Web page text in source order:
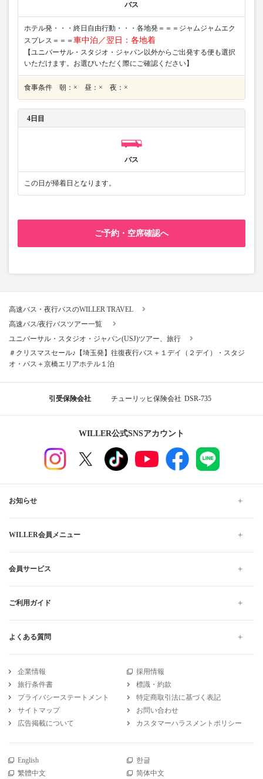
バス
ホテル発・・・終日自由行動・・・各地発＝＝＝ジャムジャムエク
スプレス＝＝＝ 車中泊／翌日：各地着
【ユニバーサル・スタジオ・ジャパン以外からご出発する便も選択
いただけます。お選びいただく際にご確認ください】
食事条件 朝：× 昼：× 夜：×
4日目
バス
この日が帰着日となります。
ご予約・空席確認へ
高速バス・夜行バスのWILLER TRAVEL
高速バス/夜行バスツアー一覧
ユニバーサル・スタジオ・ジャパン(USJ)ツアー、旅行
＃クリスマスセール♪【埼玉発】往復夜行バス＋１デイ（２デイ）・スタジ
オ・パス＋京橋エリアホテル１泊
引受保険会社 チューリッヒ保険会社 DSR-735
WILLER公式SNSアカウント
お知らせ
WILLER会員メニュー
会員サービス
ご利用ガイド
よくある質問
企業情報
採用情報
旅行条件書
標識・約款
プライバシーステートメント
特定商取引法に基づく表記
サイトマップ
お問い合わせ
広告掲載について
カスタマーハラスメントポリシー
English
한글
繁體中文
简体中文